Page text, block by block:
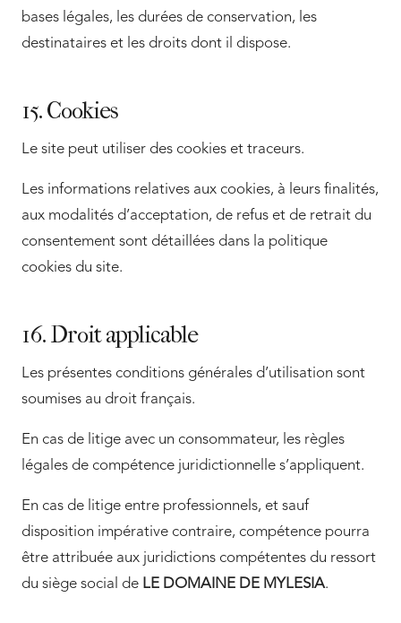
bases légales, les durées de conservation, les
destinataires et les droits dont il dispose.
15. Cookies
Le site peut utiliser des cookies et traceurs.
Les informations relatives aux cookies, à leurs finalités,
aux modalités d’acceptation, de refus et de retrait du
consentement sont détaillées dans la politique
cookies du site.
16. Droit applicable
Les présentes conditions générales d’utilisation sont
soumises au droit français.
En cas de litige avec un consommateur, les règles
légales de compétence juridictionnelle s’appliquent.
En cas de litige entre professionnels, et sauf
disposition impérative contraire, compétence pourra
être attribuée aux juridictions compétentes du ressort
du siège social de LE DOMAINE DE MYLESIA.